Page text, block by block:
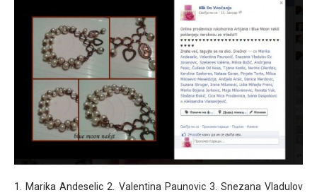
1. Marika Andeselic 2. Valentina Paunovic 3. Snezana Vladulov